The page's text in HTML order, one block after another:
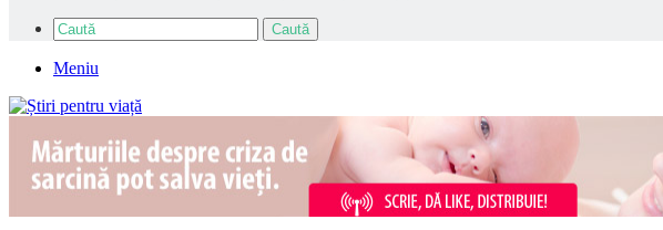
Caută
Meniu